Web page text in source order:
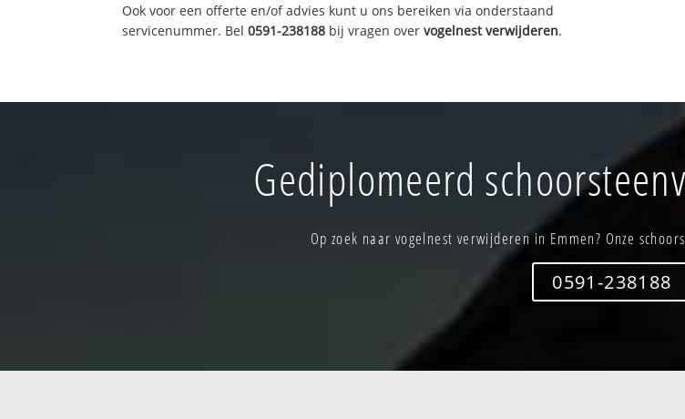
Ook voor een offerte en/of advies kunt u ons bereiken via onderstaand
servicenummer. Bel0591-238188 bij vragen overvogelnest verwijderen.
Gediplomeerd
Op zoek naar vogelnest verwijderen in Emmen? Onze
0591-238188